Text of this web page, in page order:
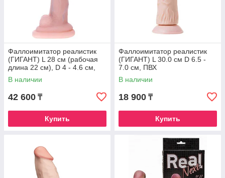
Фаллоимитатор реалистик
(ГИГАНТ) L 28 см (рабочая
длина 22 см), D 4 - 4.6 см,
киберкожа
В наличии
42 600 ₸
Купить
Фаллоимитатор реалистик
(ГИГАНТ) L 30.0 см D 6.5 -
7.0 см, ПВХ
В наличии
18 900 ₸
Купить